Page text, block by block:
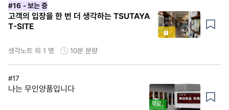
#16 - 보는 중
고객의 입장을 한 번 더 생각하는 TSUTAYA
T-SITE
생각노트 외 1 명 10분 분량
#17
나는 무인양품입니다
무료